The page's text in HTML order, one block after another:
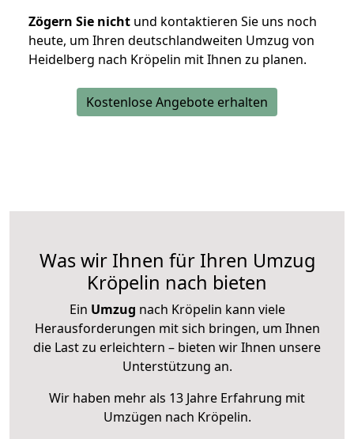
Zögern Sie nicht und kontaktieren Sie uns noch
heute, um Ihren deutschlandweiten Umzug von
Heidelberg nach Kröpelin mit Ihnen zu planen.
Kostenlose Angebote erhalten
Was wir Ihnen für Ihren Umzug
Kröpelin nach bieten
Ein Umzug nach Kröpelin kann viele
Herausforderungen mit sich bringen, um Ihnen
die Last zu erleichtern – bieten wir Ihnen unsere
Unterstützung an.
Wir haben mehr als 13 Jahre Erfahrung mit
Umzügen nach Kröpelin.